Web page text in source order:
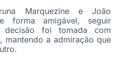
Marquezine e João
forma amigável, seguir
decisão foi tomada com
mantendo a admiração que